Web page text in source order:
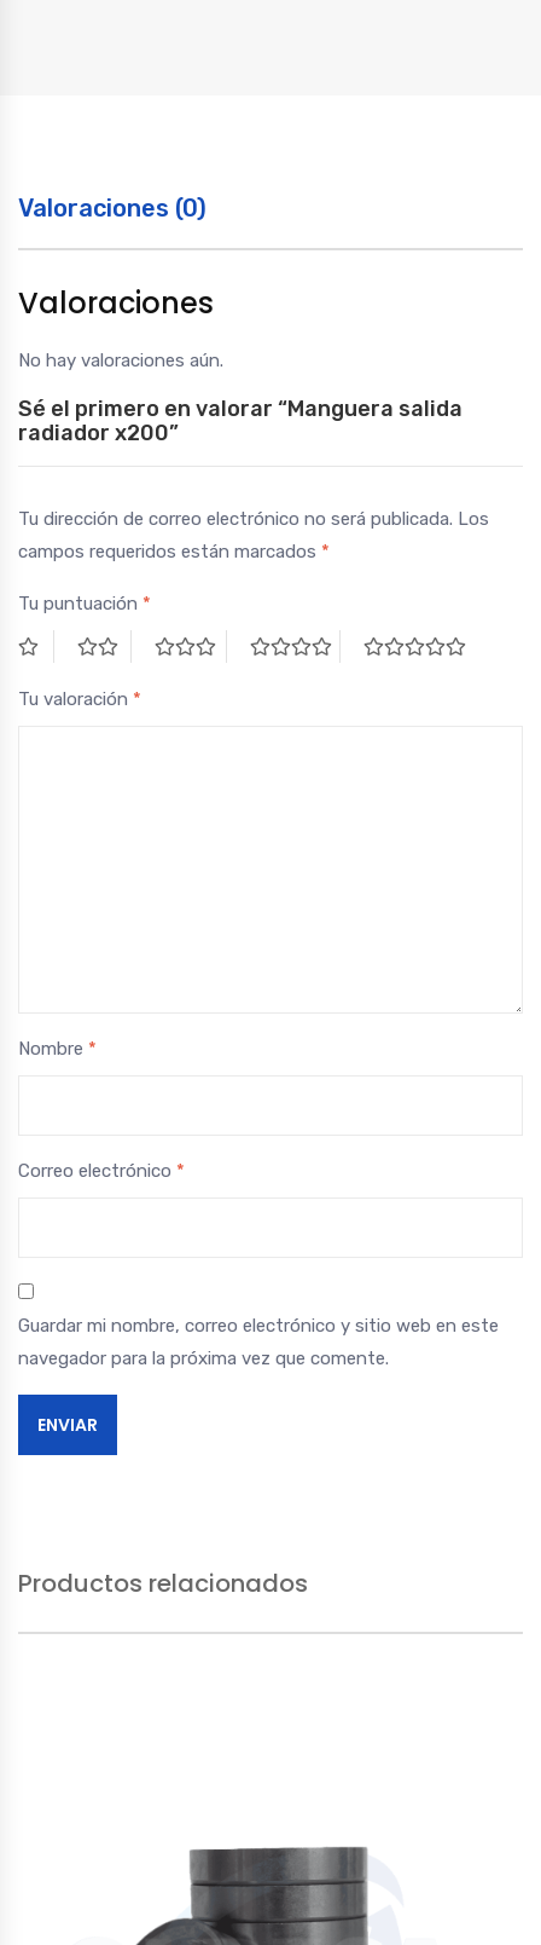
Valoraciones (0)
Valoraciones
No hay valoraciones aún.
Sé el primero en valorar “Manguera salida
radiador x200”
Tu dirección de correo electrónico no será publicada. Los
campos requeridos están marcados *
Tu puntuación *
Tu valoración *
Nombre *
Correo electrónico *
Guardar mi nombre, correo electrónico y sitio web en este
navegador para la próxima vez que comente.
Productos relacionados